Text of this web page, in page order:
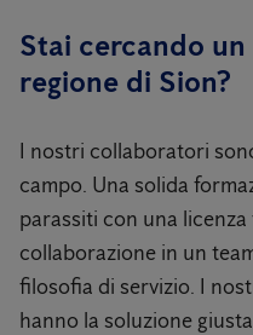
Stai cercando
regione di Sion?
I nostri collaboratori
campo. Una solida
parassiti con una
collaborazione in un
filosofia di servizio. I
hanno la soluzione